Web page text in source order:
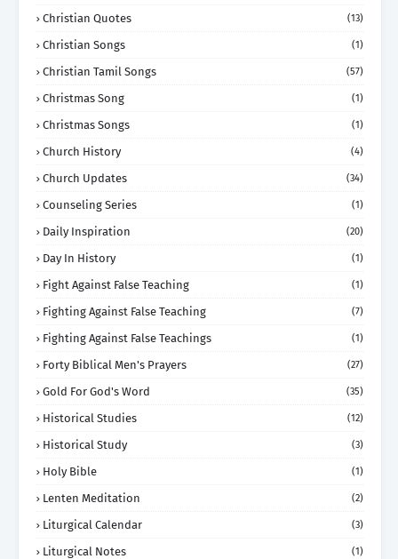
Christian Quotes (13)
Christian Songs (1)
Christian Tamil Songs (57)
Christmas Song (1)
Christmas Songs (1)
Church History (4)
Church Updates (34)
Counseling Series (1)
Daily Inspiration (20)
Day In History (1)
Fight Against False Teaching (1)
Fighting Against False Teaching (7)
Fighting Against False Teachings (1)
Forty Biblical Men's Prayers (27)
Gold For God's Word (35)
Historical Studies (12)
Historical Study (3)
Holy Bible (1)
Lenten Meditation (2)
Liturgical Calendar (3)
Liturgical Notes (1)